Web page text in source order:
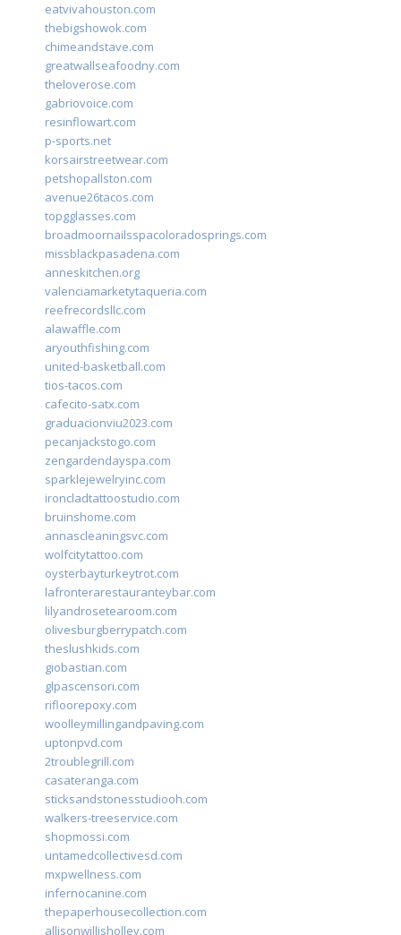
eatvivahouston.com
thebigshowok.com
chimeandstave.com
greatwallseafoodny.com
theloverose.com
gabriovoice.com
resinflowart.com
p-sports.net
korsairstreetwear.com
petshopallston.com
avenue26tacos.com
topgglasses.com
broadmoornailsspacoloradosprings.com
missblackpasadena.com
anneskitchen.org
valenciamarketytaqueria.com
reefrecordsllc.com
alawaffle.com
aryouthfishing.com
united-basketball.com
tios-tacos.com
cafecito-satx.com
graduacionviu2023.com
pecanjackstogo.com
zengardendayspa.com
sparklejewelryinc.com
ironcladtattoostudio.com
bruinshome.com
annascleaningsvc.com
wolfcitytattoo.com
oysterbayturkeytrot.com
lafronterarestauranteybar.com
lilyandrosetearoom.com
olivesburgberrypatch.com
theslushkids.com
giobastian.com
glpascensori.com
rifloorepoxy.com
woolleymillingandpaving.com
uptonpvd.com
2troublegrill.com
casateranga.com
sticksandstonesstudiooh.com
walkers-treeservice.com
shopmossi.com
untamedcollectivesd.com
mxpwellness.com
infernocanine.com
thepaperhousecollection.com
allisonwillisholley.com